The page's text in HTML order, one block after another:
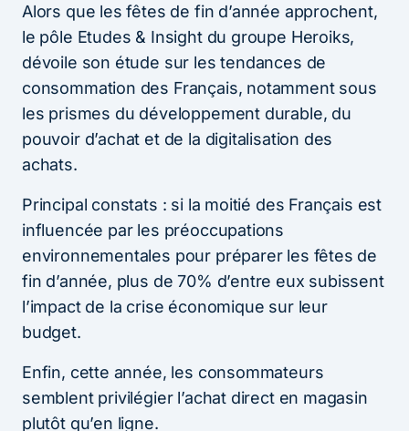
Alors que les fêtes de fin d’année approchent,
le pôle Etudes & Insight du groupe Heroiks,
dévoile son étude sur les tendances de
consommation des Français, notamment sous
les prismes du développement durable, du
pouvoir d’achat et de la digitalisation des
achats.
Principal constats : si la moitié des Français est
influencée par les préoccupations
environnementales pour préparer les fêtes de
fin d’année, plus de 70% d’entre eux subissent
l’impact de la crise économique sur leur
budget.
Enfin, cette année, les consommateurs
semblent privilégier l’achat direct en magasin
plutôt qu’en ligne.